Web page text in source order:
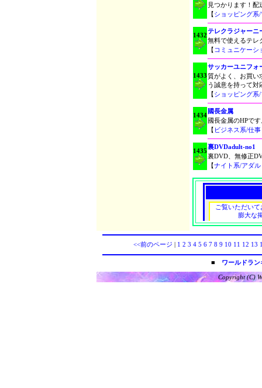
見つかります！
【ショッピング系
1432
テレクラジャーニ
無料で使えるテレ
【 コミュニケーシ
1433
サッカーユニフォ
質がよく、お買い
う誠意を持って
【ショッピング系
1434
國長金属
國長金属のHPで
【 ビジネス系/仕
1435
裏DVDadult-no1
裏DVD、無修正
【ナイト系/アダ
<<前のページ | 1 2 3 45 678 9 10 11 12 13
■ ワールドラ
Copyright (C)